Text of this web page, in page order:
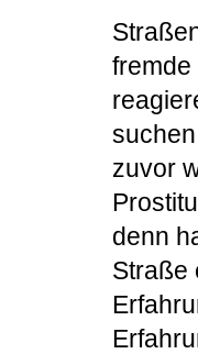
zuvor
denn
Straße